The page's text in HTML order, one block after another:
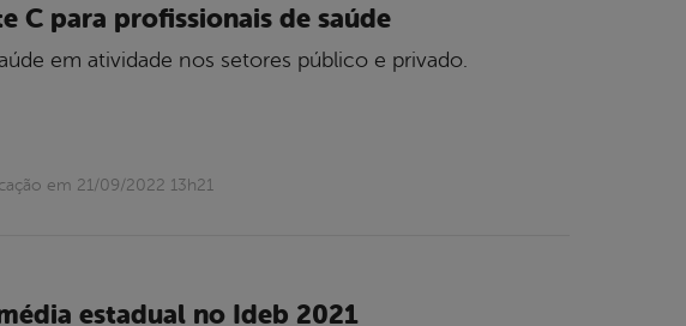
C para profissionais de saúde
em atividade nos setores público e privado.
em 21/09/2022 13h21
estadual no Ideb 2021